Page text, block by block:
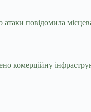
атаки повідомила
комерційну